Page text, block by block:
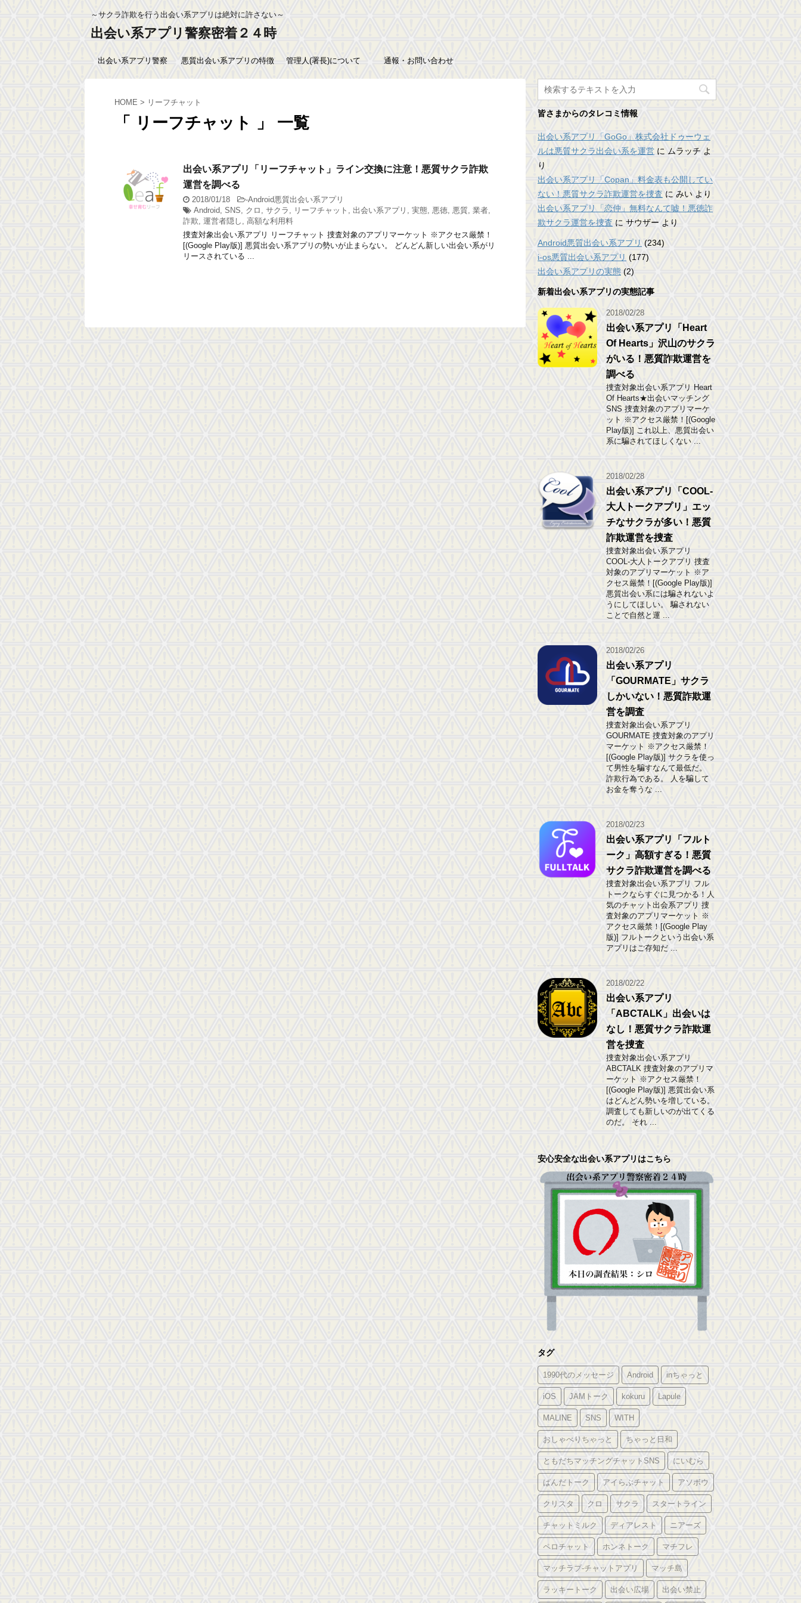
～サクラ詐欺を行う出会い系アプリは絶対に許さない～
出会い系アプリ警察密着２４時
出会い系アプリ警察 悪質出会い系アプリの特徴 管理人(署長)について 通報・お問い合わせ
HOME > リーフチャット
「 リーフチャット 」 一覧
出会い系アプリ「リーフチャット」ライン交換に注意！悪質サクラ詐欺
運営を調べる
2018/01/18 -Android悪質出会い系アプリ
Android, SNS, クロ , サクラ , リーフチャット , 出会い系アプリ , 実態, 悪徳, 悪質, 業者,
詐欺, 運営者隠し , 高額な利用料
捜査対象出会い系アプリ リーフチャット 捜査対象のアプリマーケット ※アクセス厳禁！
[(Google Play版)] 悪質出会い系アプリの勢いが止まらない。 どんどん新しい出会い系がリ
リースされている ...
皆さまからのタレコミ情報
出会い系アプリ「GoGo」株式会社ドゥーウェ
ルは悪質サクラ出会い系を運営 に ムラッチ よ
り
出会い系アプリ「Copan」料金表も公開してい
ない！悪質サクラ詐欺運営を捜査 に みい より
出会い系アプリ「恋仲」無料なんて嘘！悪徳詐
欺サクラ運営を捜査 に サウザー より
Android悪質出会い系アプリ (234)
i-os悪質出会い系アプリ (177)
出会い系アプリの実態 (2)
新着出会い系アプリの実態記事
2018/02/28
出会い系アプリ「Heart
Of Hearts」沢山のサクラ
がいる！悪質詐欺運営を
調べる
捜査対象出会い系アプリ Heart
Of Hearts★出会いマッチング
SNS 捜査対象のアプリマーケ
ット ※アクセス厳禁！[(Google
Play版)] これ以上、悪質出会い
系に騙されてほしくない ...
2018/02/28
出会い系アプリ「COOL-
大人トークアプリ」エッ
チなサクラが多い！悪質
詐欺運営を捜査
捜査対象出会い系アプリ
COOL-大人トークアプリ 捜査
対象のアプリマーケット ※ア
クセス厳禁！[(Google Play版)]
悪質出会い系には騙されないよ
うにしてほしい。 騙されない
ことで自然と運 ...
2018/02/26
出会い系アプリ
「GOURMATE」サクラ
しかいない！悪質詐欺運
営を調査
捜査対象出会い系アプリ
GOURMATE 捜査対象のアプリ
マーケット ※アクセス厳禁！
[(Google Play版)] サクラを使っ
て男性を騙すなんて最低だ。
詐欺行為である。 人を騙して
お金を奪うな ...
2018/02/23
出会い系アプリ「フルト
ーク」高額すぎる！悪質
サクラ詐欺運営を調べる
捜査対象出会い系アプリ フル
トークならすぐに見つかる！人
気のチャット出会系アプリ 捜
査対象のアプリマーケット ※
アクセス厳禁！[(Google Play
版)] フルトークという出会い系
アプリはご存知だ ...
2018/02/22
出会い系アプリ
「ABCTALK」出会いは
なし！悪質サクラ詐欺運
営を捜査
捜査対象出会い系アプリ
ABCTALK 捜査対象のアプリマ
ーケット ※アクセス厳禁！
[(Google Play版)] 悪質出会い系
はどんどん勢いを増している。
調査しても新しいのが出てくる
のだ。 それ ...
安心安全な出会い系アプリはこちら
タグ
1990代のメッセージ Android inちゃっと
iOS JAMトーク kokuru Lapule
MALINE SNS WITH
おしゃべりちゃっと ちゃっと日和
ともだちマッチングチャットSNS にいむら
ぱんだトーク アイらぶチャット アソボウ
クリスタ クロ サクラ スタートライン
チャットミルク ディアレスト ニアーズ
ペロチャット ホンネトーク マチフレ
マッチラブ-チャットアプリ マッチ島
ラッキートーク 出会い広場 出会い禁止